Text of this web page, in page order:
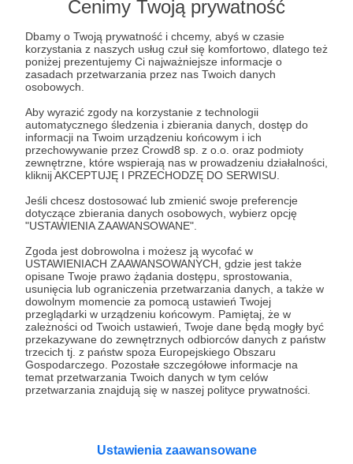
Cenimy Twoją prywatność
Dbamy o Twoją prywatność i chcemy, abyś w czasie
korzystania z naszych usług czuł się komfortowo, dlatego też
poniżej prezentujemy Ci najważniejsze informacje o
zasadach przetwarzania przez nas Twoich danych
osobowych.
Aby wyrazić zgody na korzystanie z technologii
automatycznego śledzenia i zbierania danych, dostęp do
informacji na Twoim urządzeniu końcowym i ich
przechowywanie przez Crowd8 sp. z o.o. oraz podmioty
zewnętrzne, które wspierają nas w prowadzeniu działalności,
kliknij AKCEPTUJĘ I PRZECHODZĘ DO SERWISU.
Jeśli chcesz dostosować lub zmienić swoje preferencje
dotyczące zbierania danych osobowych, wybierz opcję
"USTAWIENIA ZAAWANSOWANE".
Zgoda jest dobrowolna i możesz ją wycofać w
USTAWIENIACH ZAAWANSOWANYCH, gdzie jest także
opisane Twoje prawo żądania dostępu, sprostowania,
usunięcia lub ograniczenia przetwarzania danych, a także w
dowolnym momencie za pomocą ustawień Twojej
przeglądarki w urządzeniu końcowym. Pamiętaj, że w
zależności od Twoich ustawień, Twoje dane będą mogły być
przekazywane do zewnętrznych odbiorców danych z państw
trzecich tj. z państw spoza Europejskiego Obszaru
Gospodarczego. Pozostałe szczegółowe informacje na
temat przetwarzania Twoich danych w tym celów
przetwarzania znajdują się w naszej polityce prywatności.
Ustawienia zaawansowane
29.09.2025 Brak komentarzy
4 nowe teksty na blogu Dobry HR
4 nowe teksty na blogu Dobry HR